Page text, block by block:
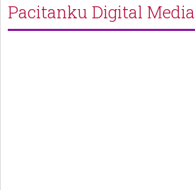
Pacitanku Digital Media